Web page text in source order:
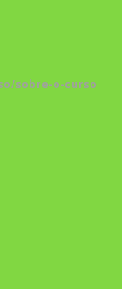
sobre-o-curso